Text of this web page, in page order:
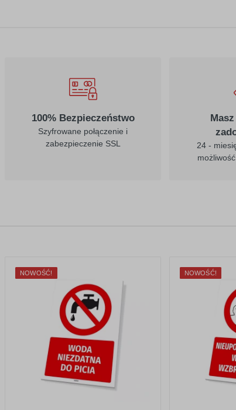
100% Bezpieczeństwo
Szyfrowane połączenie i
zabezpieczenie SSL
24 -
NOWOŚĆ! NOWOŚĆ!